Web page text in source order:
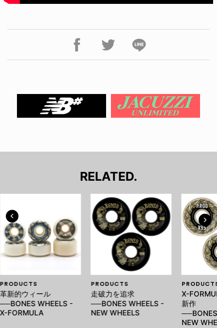
RELATED.
PRODUCTS
革新的ウィール
──BONES WHEELS -
X-FORMULA
PRODUCTS
走破力を追求
──BONES WHEELS -
NEW WHEELS
X-
新作
NEW